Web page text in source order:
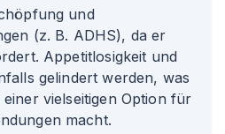
und
(z. B. ADHS), da er
Appetitlosigkeit und
gelindert werden, was
vielseitigen Option für
macht.